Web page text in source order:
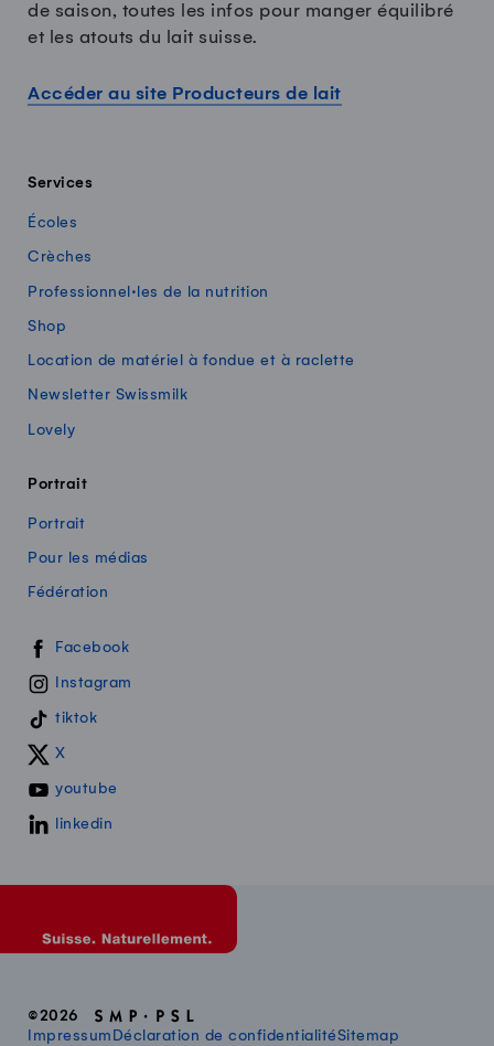
de saison, toutes les infos pour manger équilibré
et les atouts du lait suisse.
Accéder au site Producteurs de lait
Services
Écoles
Crèches
Professionnel·les de la nutrition
Shop
Location de matériel à fondue et à raclette
Newsletter Swissmilk
Lovely
Portrait
Portrait
Pour les médias
Fédération
Swissmilk sur les réseaux sociaux
Facebook
Instagram
tiktok
X
youtube
linkedin
©2026
Impressum Déclaration de confidentialitéSitemap